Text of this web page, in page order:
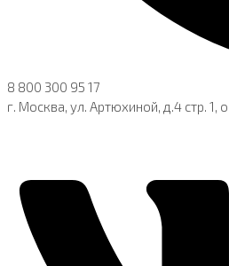
8 800 300 95 17
г. Москва, ул. Артюхиной, д.4 стр. 1,